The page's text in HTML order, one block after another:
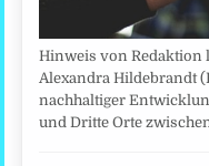
Hinweis von Redaktion
Alexandra Hildebrandt
nachhaltiger
und Dritte Orte